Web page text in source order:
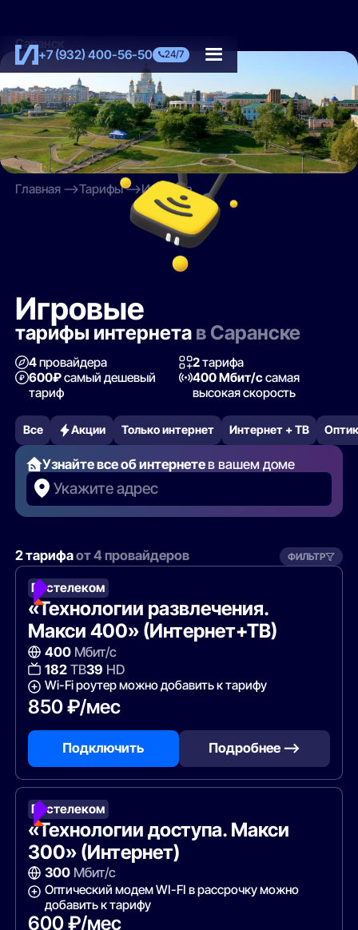
+7 (932) 400-56-50 24/7
Саранск
Главная Тарифы Игровые
Игровые
тарифы интернета в Саранске
4провайдера 2тарифа
600₽самый дешевый
тариф
400 Мбит/ссамая
высокая скорость
Все Акции Только интернет Интернет + ТВ
Узнайте все об интернетев вашем доме
Укажите адрес
2 тарифаот 4 провайдеров ФИЛЬТР
Ростелеком
«Технологии развлечения.
Макси 400» (Интернет+ТВ)
400Мбит/с
182ТВ39 HD
Wi-Fi роутер можно добавить к тарифу
850 ₽/мес
Подключить Подробнее —>
Ростелеком
«Технологии доступа. Макси
300» (Интернет)
300Мбит/с
Оптический модем WI-FI в рассрочку можно
добавить к тарифу
600 ₽/мес